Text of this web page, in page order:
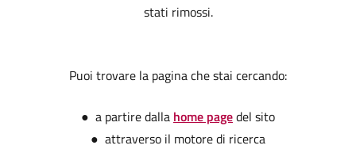
stati rimossi.
Puoi trovare la pagina che stai cercando:
● a partire dalla home pagedel sito
● attraverso il motore di ricerca